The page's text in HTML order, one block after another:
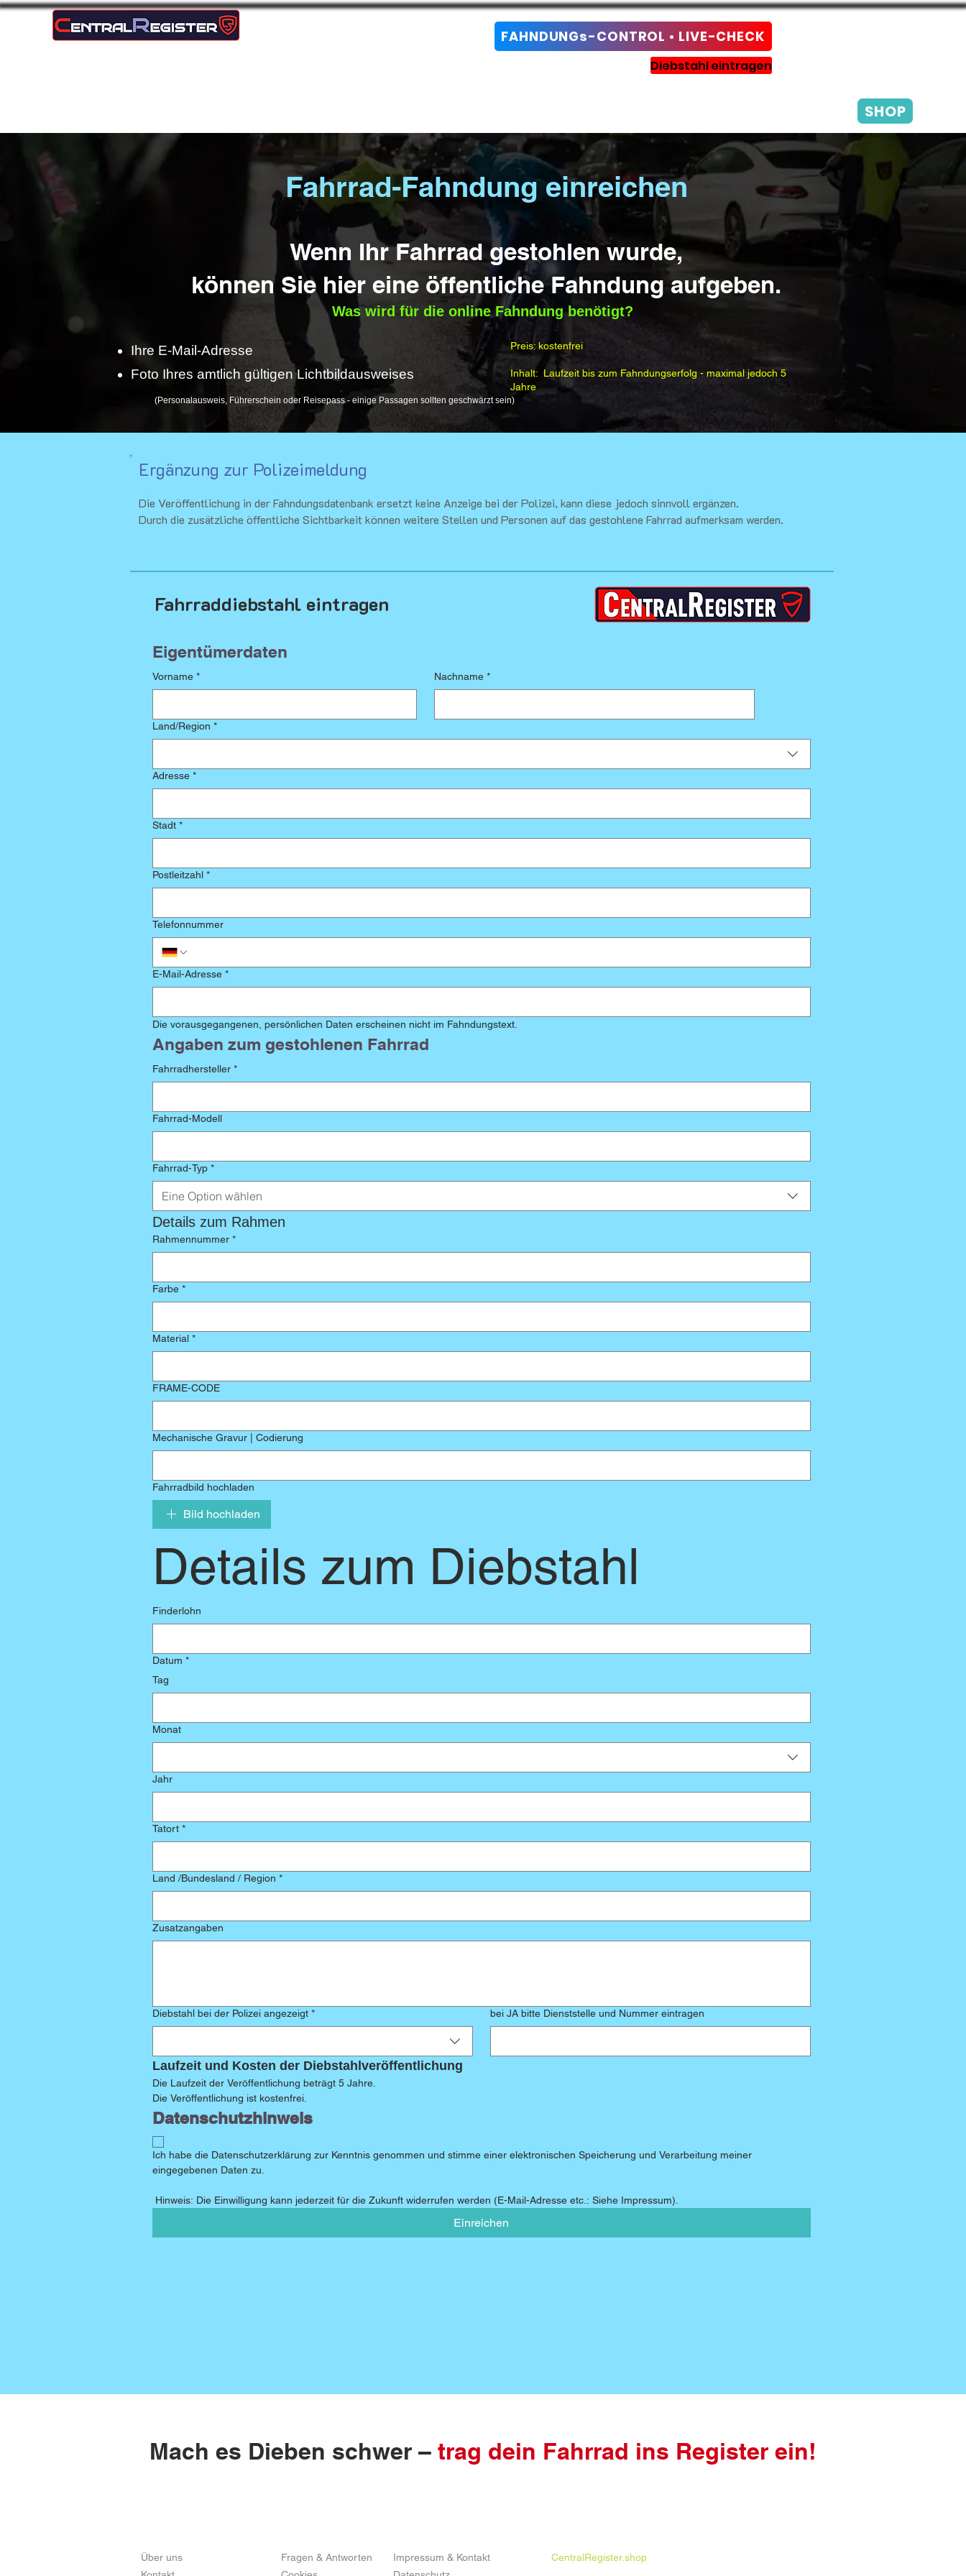
FAHNDUNGs-CONTROL • LIVE-CHECK
Diebstahl eintragen
SHOP
Fahrrad-Fahndung einreichen
Wenn Ihr Fahrrad gestohlen wurde,
können Sie hier eine öffentliche Fahndung aufgeben.
Was wird für die online Fahndung benötigt?
Ihre E-Mail-Adresse
Foto Ihres amtlich gültigen Lichtbildausweises
(Personalausweis, Führerschein oder Reisepass - einige Passagen sollten geschwärzt sein)
Preis: kostenfrei
Inhalt: Laufzeit bis zum Fahndungserfolg - maximal jedoch 5
Jahre
Ergänzung zur Polizeimeldung
Die Veröffentlichung in der Fahndungsdatenbank ersetzt keine Anzeige bei der Polizei, kann diese jedoch sinnvoll ergänzen.
Durch die zusätzliche öffentliche Sichtbarkeit können weitere Stellen und Personen auf das gestohlene Fahrrad aufmerksam werden.
Fahrraddiebstahl eintragen
Eigentümerdaten
Vorname * Nachname *
Mehrzeilige Adresse
Land/Region *
Adresse *
Stadt *
Postleitzahl *
Telefonnummer
E-Mail-Adresse *
Die vorausgegangenen, persönlichen Daten erscheinen nicht im Fahndungstext.
Angaben zum gestohlenen Fahrrad
Fahrradhersteller *
Fahrrad-Modell
Fahrrad-Typ *
Eine Option wählen
Details zum Rahmen
Rahmennummer *
Farbe *
Material *
FRAME-CODE
Mechanische Gravur | Codierung
Fahrradbild hochladen
Bild hochladen
Details zum Diebstahl
Finderlohn
Datum *
Tag
Monat
Jahr
Tatort *
Land /Bundesland / Region *
Zusatzangaben
Diebstahl bei der Polizei angezeigt * bei JA bitte Dienststelle und Nummer eintragen
Laufzeit und Kosten der Diebstahlveröffentlichung
Die Laufzeit der Veröffentlichung beträgt 5 Jahre.
Die Veröffentlichung ist kostenfrei.
Datenschutzhinweis
Ich habe die Datenschutzerklärung zur Kenntnis genommen und stimme einer elektronischen Speicherung und Verarbeitung meiner
Hinweis: Die Einwilligung kann jederzeit für die Zukunft widerrufen werden (E-Mail-Adresse etc.: Siehe Impressum).
Einreichen
Mach es Dieben schwer – trag dein Fahrrad ins Register ein!
Über uns
Fragen & Antworten
Impressum & Kontakt
CentralRegister.shop